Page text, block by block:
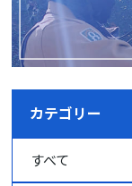
カテゴリー
すべて